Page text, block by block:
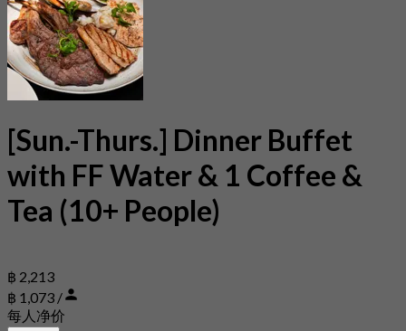
[Sun.-Thurs.] Dinner Buffet
with FF Water & 1 Coffee &
Tea (10+ People)
฿ 2,213
฿ 1,073 /
每人净价